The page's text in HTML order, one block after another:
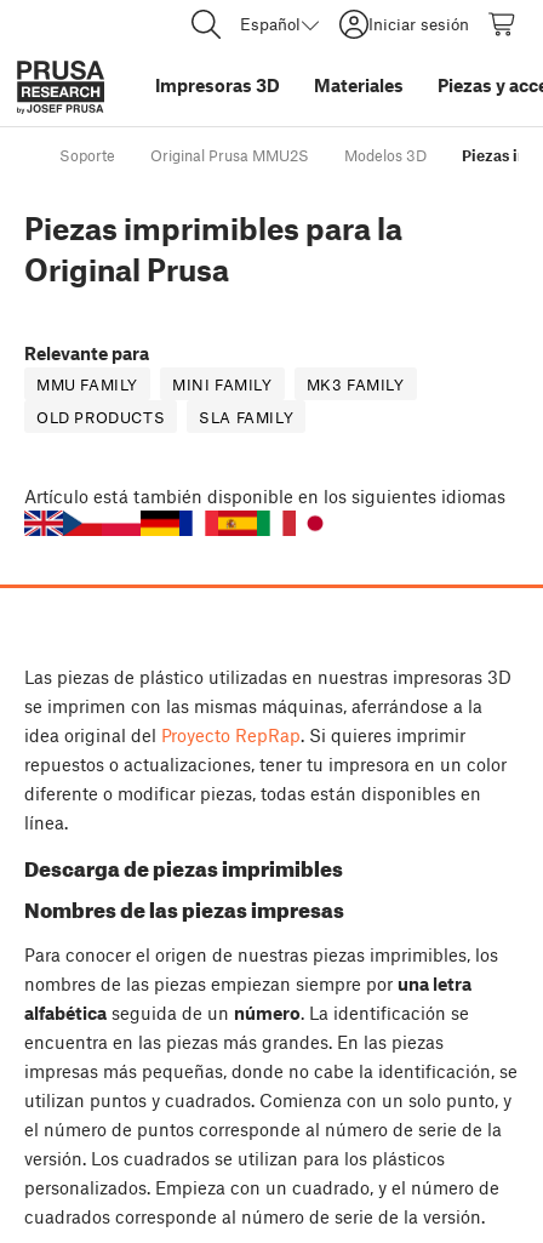
Español Iniciar sesión
Impresoras 3D Materiales Piezas y
Soporte Original Prusa MMU2S Modelos 3D Piezas
Piezas imprimibles para la
Original Prusa
Relevante para
MMU FAMILY MINI FAMILY
MK3 FAMILY
OLD PRODUCTS
SLA FAMILY
Artículo está también disponible en los siguientes idiomas
Las piezas de plástico utilizadas en nuestras impresoras 3D
se imprimen con las mismas máquinas, aferrándose a la
idea original del Proyecto RepRap. Si quieres imprimir
repuestos o actualizaciones, tener tu impresora en un color
diferente o modificar piezas, todas están disponibles en
línea.
Descarga de piezas imprimibles
Nombres de las piezas impresas
Para conocer el origen de nuestras piezas imprimibles, los
nombres de las piezas empiezan siempre por una letra
alfabética seguida de un número. La identificación se
encuentra en las piezas más grandes. En las piezas
impresas más pequeñas, donde no cabe la identificación, se
utilizan puntos y cuadrados. Comienza con un solo punto, y
el número de puntos corresponde al número de serie de la
versión. Los cuadrados se utilizan para los plásticos
personalizados. Empieza con un cuadrado, y el número de
cuadrados corresponde al número de serie de la versión.